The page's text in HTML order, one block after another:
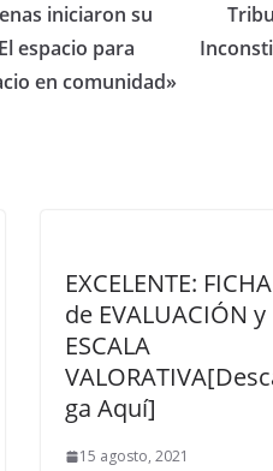
iniciaron su
espacio para
en comunidad»
EXCELENTE: FICHA
de EVALUACIÓN y
ESCALA
ga Aquí]
15 agosto, 2021